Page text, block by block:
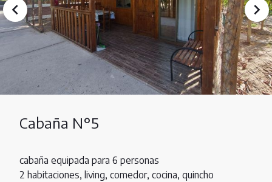
Cabaña N°5
cabaña equipada para 6 personas
2 habitaciones, living, comedor, cocina, quincho